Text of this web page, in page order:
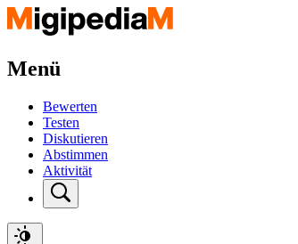
Menü
Bewerten
Testen
Diskutieren
Abstimmen
Aktivität